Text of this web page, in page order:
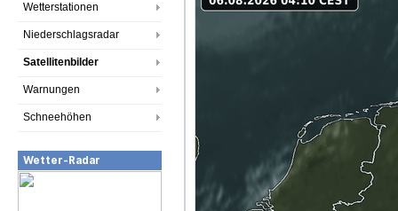
Wetterstationen
Niederschlagsradar
Satellitenbilder
Warnungen
Schneehöhen
Wetter-Radar